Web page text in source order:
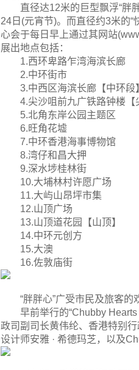
直径达12米的巨型飘浮“胖
24日(元宵节)。而直径约3米的“
心会于每日早上通过其网站
展出地点包括：
1.西环卑路乍湾海滨长廊
2.中环街市
3.中西区海滨长廊【中环段
4.尖沙咀前九广铁路钟楼【
5.北角东岸公园主题区
6.旺角花墟
7.中环香港海事博物馆
8.湾仔和昌大押
9.深水埗桂林街
10.大埔林村许愿广场
11.大屿山昂坪市集
12.山顶广场
13.山顶道花园【山顶】
14.中环元创方
15.大澳
16.佐敦庙街
“胖胖心”广受市民及旅客
早前举行的“Chubby
政司副司长黄伟纶、香港特别
设计师安雅 · 希德玛芝，以及